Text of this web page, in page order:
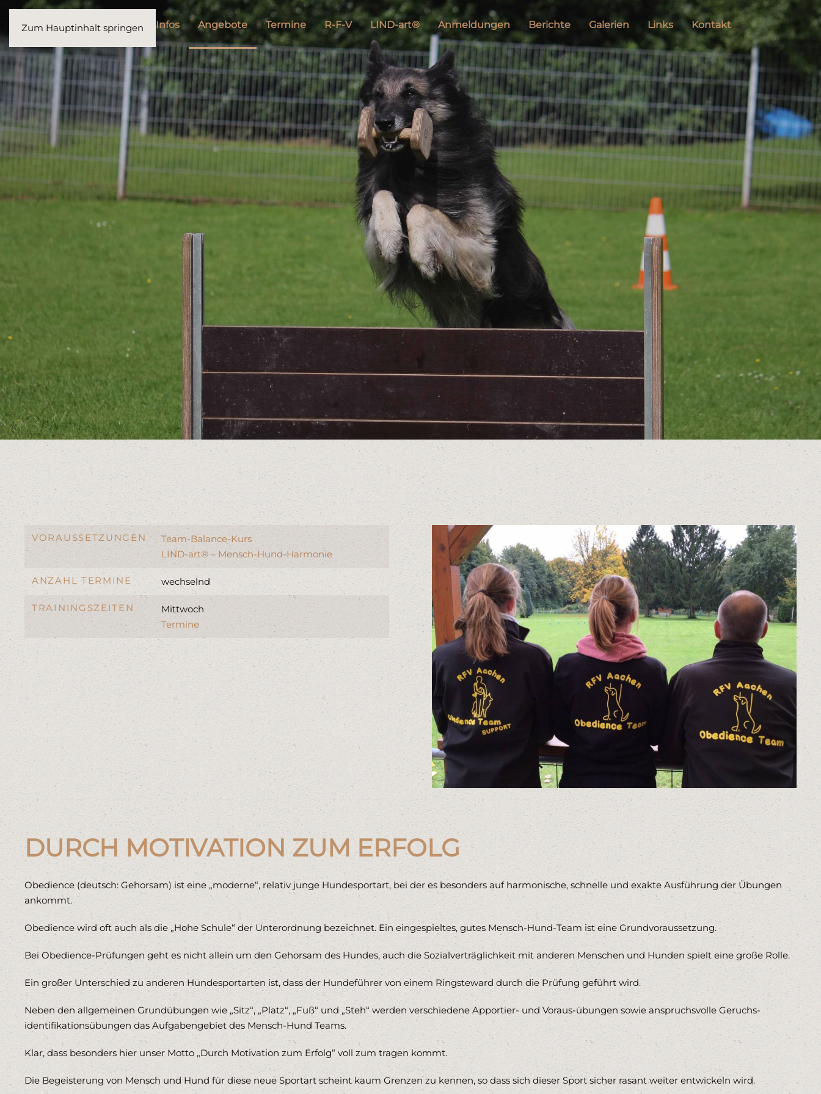
Zum Hauptinhalt springen
Startseite Akt. Infos Angebote Termine R-F-V LIND-art® Anmeldungen Berichte Galerien Links Kontakt
VORAUSSETZUNGEN
Team-Balance-Kurs
LIND-art® – Mensch-Hund-Harmonie
ANZAHL TERMINE wechselnd
TRAININGSZEITEN
Mittwoch
Termine
DURCH MOTIVATION ZUM ERFOLG
Obedience (deutsch: Gehorsam) ist eine „moderne“, relativ junge Hundesportart, bei der es besonders auf harmonische, schnelle und exakte Ausführung der Übungen
ankommt.
Obedience wird oft auch als die „Hohe Schule“ der Unterordnung bezeichnet. Ein eingespieltes, gutes Mensch-Hund-Team ist eine Grundvoraussetzung.
Bei Obedience-Prüfungen geht es nicht allein um den Gehorsam des Hundes, auch die Sozialverträglichkeit mit anderen Menschen und Hunden spielt eine große Rolle.
Ein großer Unterschied zu anderen Hundesportarten ist, dass der Hundeführer von einem Ringsteward durch die Prüfung geführt wird.
Neben den allgemeinen Grundübungen wie „Sitz“, „Platz“, „Fuß“ und „Steh“ werden verschiedene Apportier- und Voraus-übungen sowie anspruchsvolle Geruchs-
identifikationsübungen das Aufgabengebiet des Mensch-Hund Teams.
Klar, dass besonders hier unser Motto „Durch Motivation zum Erfolg“ voll zum tragen kommt.
Die Begeisterung von Mensch und Hund für diese neue Sportart scheint kaum Grenzen zu kennen, so dass sich dieser Sport sicher rasant weiter entwickeln wird.